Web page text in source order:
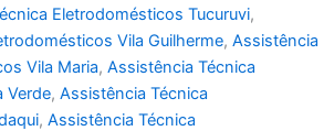
Eletrodomésticos Tucuruvi,
Vila Guilherme, Assistência
Vila Maria, Assistência Técnica
Verde, Assistência Técnica
, Assistência Técnica